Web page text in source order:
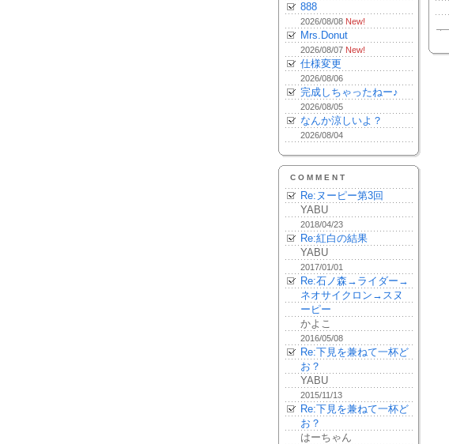
888
2026/08/08 New!
Mrs.Donut
2026/08/07 New!
仕様変更
2026/08/06
完成しちゃったねー♪
2026/08/05
なんか涼しいよ？
2026/08/04
COMMENT
Re:ヌーピー第3回
YABU
2018/04/23
Re:紅白の結果
YABU
2017/01/01
Re:石ノ森→ライダー→
ネオサイクロン→スヌ
ーピー
かよこ
2016/05/08
Re:下見を兼ねて一杯ど
お？
YABU
2015/11/13
Re:下見を兼ねて一杯ど
お？
はーちゃん